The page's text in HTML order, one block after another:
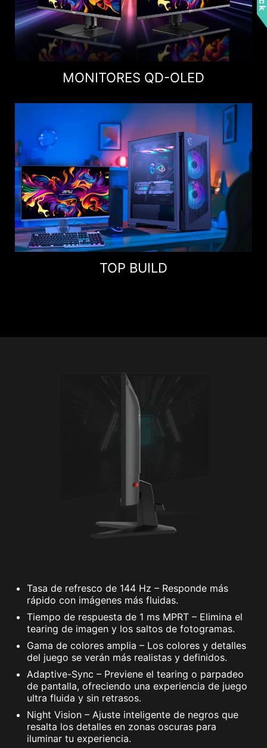
MONITORES QD-OLED
TOP BUILD
Tasa de refresco de 144 Hz – Responde más
rápido con imágenes más fluidas.
Tiempo de respuesta de 1 ms MPRT – Elimina el
tearing de imagen y los saltos de fotogramas.
Gama de colores amplia – Los colores y detalles
del juego se verán más realistas y definidos.
Adaptive-Sync – Previene el tearing o parpadeo
de pantalla, ofreciendo una experiencia de juego
ultra fluida y sin retrasos.
Night Vision – Ajuste inteligente de negros que
resalta los detalles en zonas oscuras para
iluminar tu experiencia.